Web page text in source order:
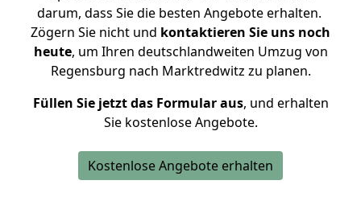
darum, dass Sie die besten Angebote erhalten.
Zögern Sie nicht und kontaktieren Sie uns noch
heute, um Ihren deutschlandweiten Umzug von
Regensburg nach Marktredwitz zu planen.
Füllen Sie jetzt das Formular aus, und erhalten
Sie kostenlose Angebote.
Kostenlose Angebote erhalten